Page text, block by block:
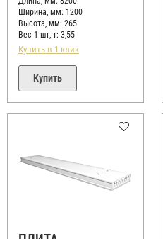
Ширина, мм: 1200
Высота, мм: 265
Вес 1 шт, т: 3,55
Купить в 1 клик
Купить